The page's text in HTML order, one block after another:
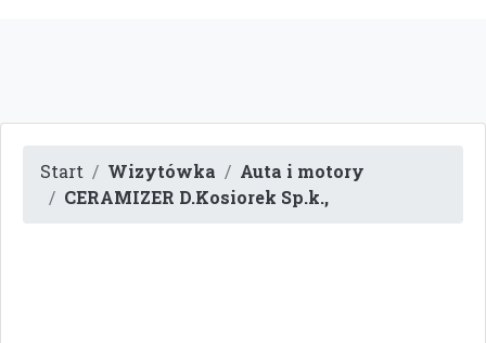
Start Wizytówka
Auta i motory
CERAMIZER D.Kosiorek Sp.k.,